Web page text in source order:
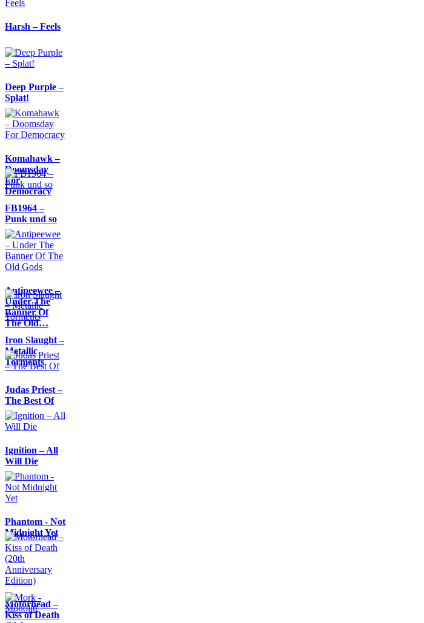
Harsh – Feels
Deep Purple –
Splat!
Komahawk –
Doomsday
For
Democracy
FB1964 –
Punk und so
Antipeewee –
Under The
Banner Of
The Old…
Iron Slaught –
Metallic
Torments
Judas Priest –
The Best Of
Ignition – All
Will Die
Phantom - Not
Midnight Yet
Motörhead –
Kiss of Death